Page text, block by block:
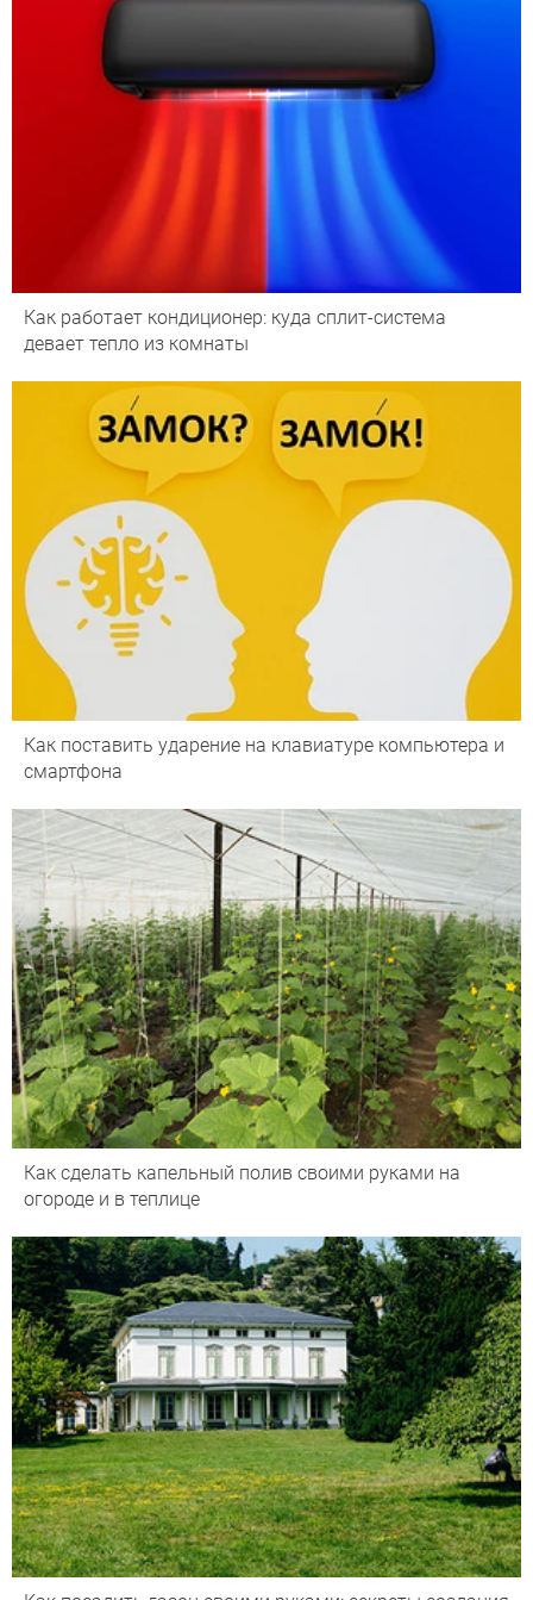
Как работает кондиционер: куда сплит-система
девает тепло из комнаты
Как поставить ударение на клавиатуре компьютера и
смартфона
Как сделать капельный полив своими руками на
огороде и в теплице